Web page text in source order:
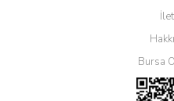
Bursa